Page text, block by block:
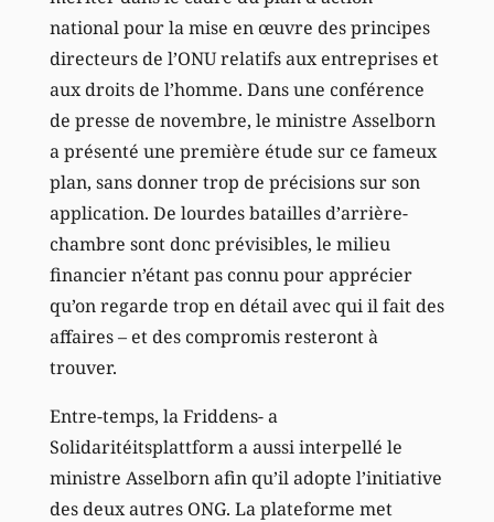
national pour la mise en œuvre des principes
directeurs de l’ONU relatifs aux entreprises et
aux droits de l’homme. Dans une conférence
de presse de novembre, le ministre Asselborn
a présenté une première étude sur ce fameux
plan, sans donner trop de précisions sur son
application. De lourdes batailles d’arrière-
chambre sont donc prévisibles, le milieu
financier n’étant pas connu pour apprécier
qu’on regarde trop en détail avec qui il fait des
affaires – et des compromis resteront à
trouver.
Entre-temps, la Friddens- a
Solidaritéitsplattform a aussi interpellé le
ministre Asselborn afin qu’il adopte l’initiative
des deux autres ONG. La plateforme met